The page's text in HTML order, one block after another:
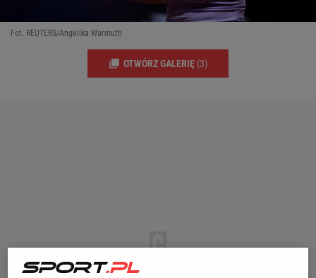
Fot. REUTERS/Angelika Warmuth
OTWÓRZ GALERIĘ (3)